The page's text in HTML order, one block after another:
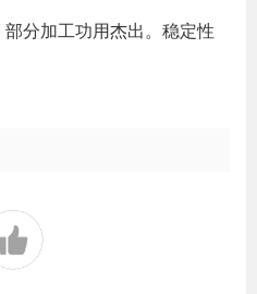
分加工功用杰出。稳定性